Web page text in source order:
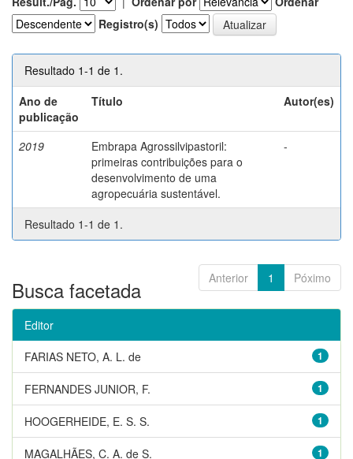
Registro(s)
Resultado 1-1 de 1.
Ano de
publicação
Título Autor(es)
2019
Embrapa Agrossilvipastoril:
primeiras contribuições para o
desenvolvimento de uma
agropecuária sustentável.
-
Resultado 1-1 de 1.
Anterior 1 Póximo
Busca facetada
Editor
1
FARIAS NETO, A. L. de
1
FERNANDES JUNIOR, F.
1
HOOGERHEIDE, E. S. S.
1
MAGALHÃES, C. A. de S.